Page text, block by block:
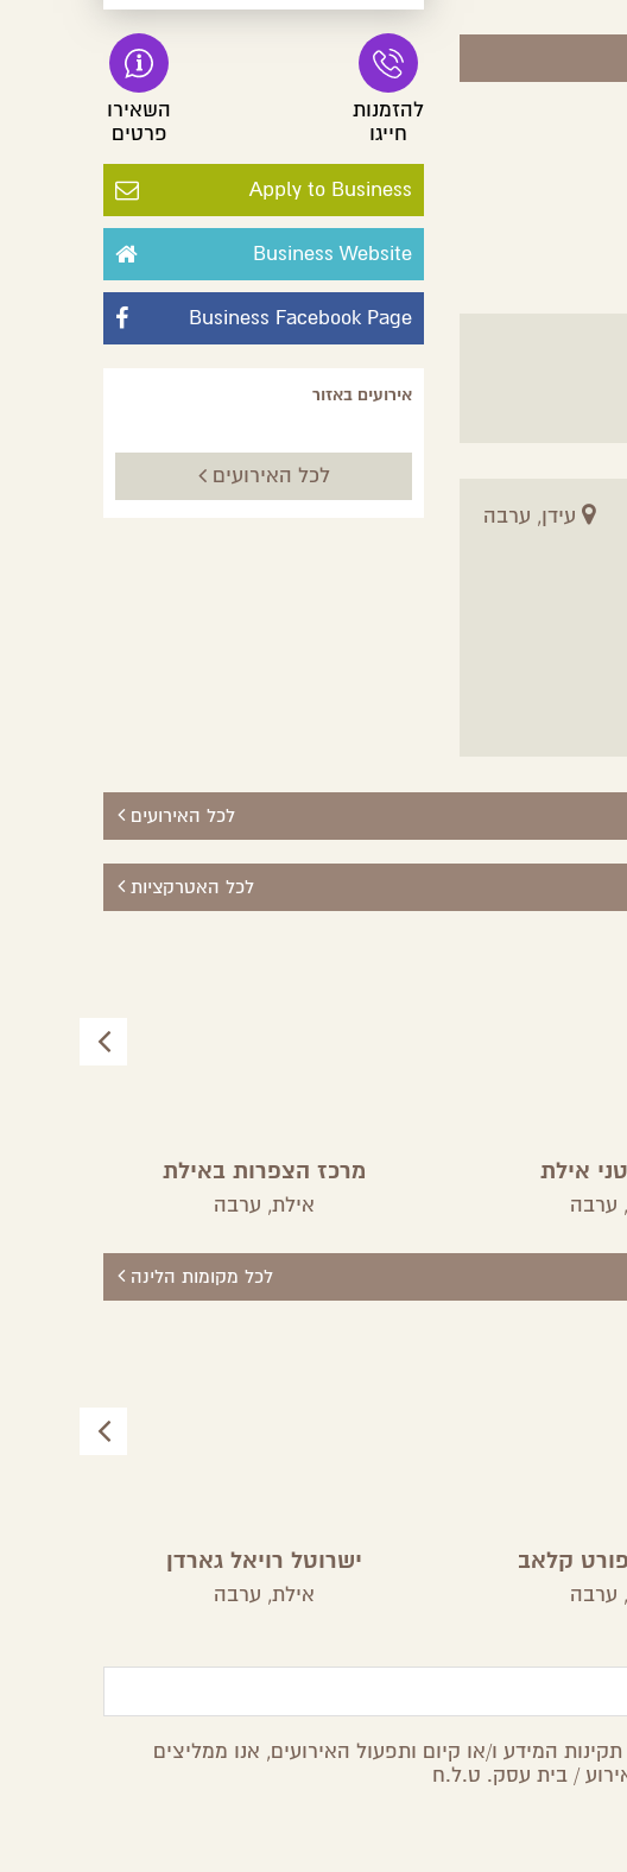
להזמנות
חייגו
השאירו
פרטים
Apply to Business
Business Website
Business Facebook Page
אירועים באזור
לכל האירועים
עידן, ערבה
לכל האירועים
לכל האטרקציות
אילת
ערבה
מרכז הצפרות באילת
אילת, ערבה
לכל מקומות הלינה
קלאב
ערבה
ישרוטל רויאל גארדן
אילת, ערבה
המידע ו/או קיום ותפעול האירועים, אנו ממליצים
/ בית עסק. ט.ל.ח